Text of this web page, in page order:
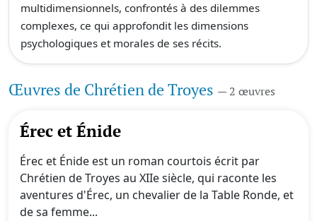
multidimensionnels, confrontés à des dilemmes
complexes, ce qui approfondit les dimensions
psychologiques et morales de ses récits.
Œuvres de Chrétien de Troyes — 2 œuvres
Érec et Énide
Érec et Énide est un roman courtois écrit par
Chrétien de Troyes au XIIe siècle, qui raconte les
aventures d'Érec, un chevalier de la Table Ronde, et
de sa femme...